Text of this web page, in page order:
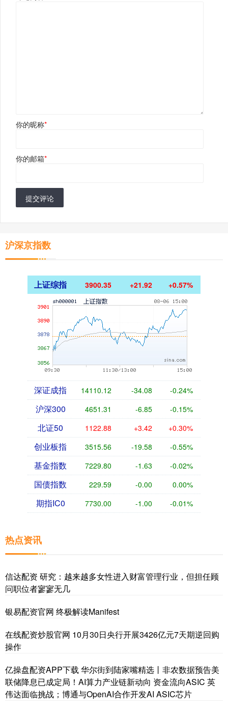
你的昵称*
你的邮箱*
提交评论
沪深京指数
上证综指 3900.35 +21.92 +0.57%
深证成指 14110.12 -34.08 -0.24%
沪深300 4651.31 -6.85 -0.15%
北证50 1122.88 +3.42 +0.30%
创业板指 3515.56 -19.58 -0.55%
基金指数 7229.80 -1.63 -0.02%
国债指数 229.59 -0.00 0.00%
期指IC0 7730.00 -1.00 -0.01%
热点资讯
信达配资 研究：越来越多女性进入财富管理行业，但担任顾
问职位者寥寥无几
银易配资官网 终极解读Manifest
在线配资炒股官网 10月30日央行开展3426亿元7天期逆回购
操作
亿操盘配资APP下载 华尔街到陆家嘴精选丨非农数据预告美
联储降息已成定局！AI算力产业链新动向 资金流向ASIC 英
伟达面临挑战；博通与OpenAI合作开发AI ASIC芯片